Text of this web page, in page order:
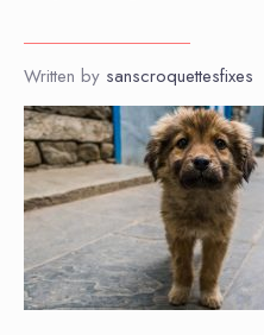
Written by sanscroquettesfixes